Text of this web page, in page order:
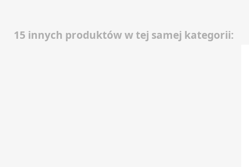
15 innych produktów w tej samej kategorii: